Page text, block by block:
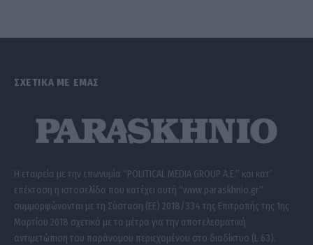
ΣΧΕΤΙΚΑ ΜΕ ΕΜΑΣ
Η εταιρεία με την επωνυμία “POLITICAL MEDIA GROUP A.E.” και κατ’
επέκταση η ιστοσελίδα που κατέχει αυτή “www.paraskhnio.gr”
συμμορφώνονται με τη Σύσταση (ΕΕ) 2018/334 της Επιτροπής της 1ης
Μαρτίου 2018 σχετικά με τα μέτρα για την αποτελεσματική
αντιμετώπιση του παράνομου περιεχομένου στο διαδίκτυο (L 63).